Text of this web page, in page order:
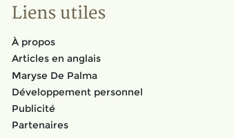
Liens utiles
À propos
Articles en anglais
Maryse De Palma
Développement personnel
Publicité
Partenaires